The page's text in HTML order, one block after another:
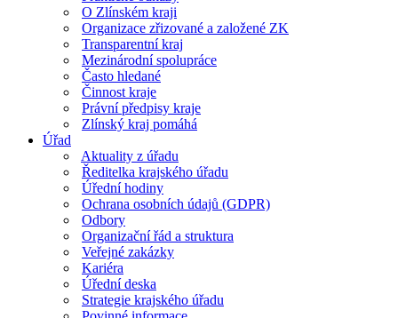
O Zlínském kraji
Organizace zřizované a založené ZK
Transparentní kraj
Mezinárodní spolupráce
Často hledané
Činnost kraje
Právní předpisy kraje
Zlínský kraj pomáhá
Úřad
Aktuality z úřadu
Ředitelka krajského úřadu
Úřední hodiny
Ochrana osobních údajů (GDPR)
Odbory
Organizační řád a struktura
Veřejné zakázky
Kariéra
Úřední deska
Strategie krajského úřadu